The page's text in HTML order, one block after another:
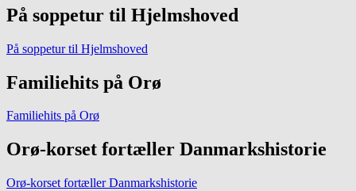
På soppetur til Hjelmshoved
På soppetur til Hjelmshoved
Familiehits på Orø
Familiehits på Orø
Orø-korset fortæller Danmarkshistorie
Orø-korset fortæller Danmarkshistorie